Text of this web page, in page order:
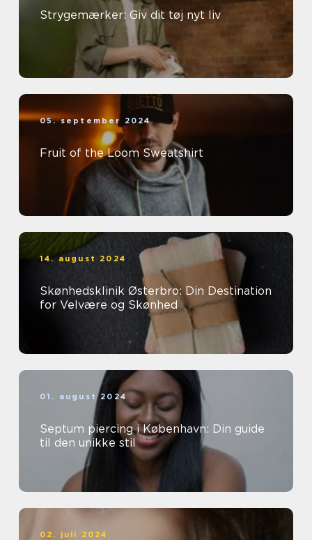
Strygemærker: Giv dit tøj nyt liv
05. september 2024
Fruit of the Loom Sweatshirt
14. august 2024
Skønhedsklinik Østerbro: Din Destination
for Velvære og Skønhed
01. august 2024
Septum piercing i København: Din guide
til den unikke stil
02. juli 2024